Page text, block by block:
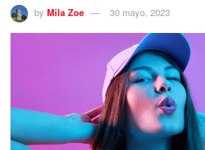
by Mila Zoe 30 mayo, 2023